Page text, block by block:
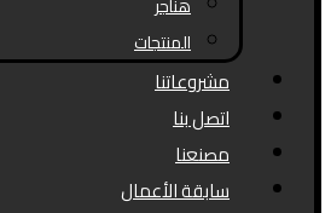
المنتجات
مشروعاتنا
اتصل بنا
مصنعنا
سابقة الأعمال